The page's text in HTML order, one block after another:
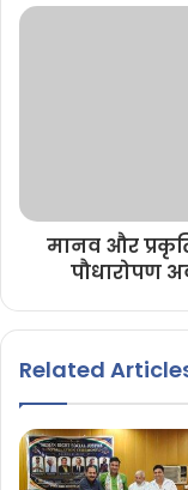
मानव और
पौधारोपण
Related